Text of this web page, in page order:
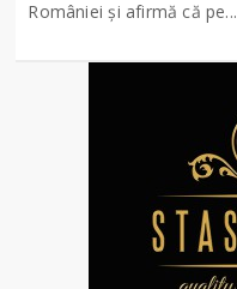
României și afirmă că pe...